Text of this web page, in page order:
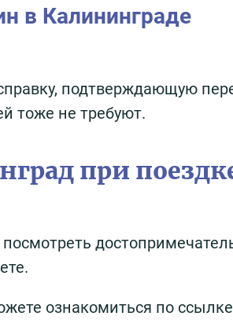
в Калининграде
подтверждающую
тоже не требуют.
при
ознакомиться по